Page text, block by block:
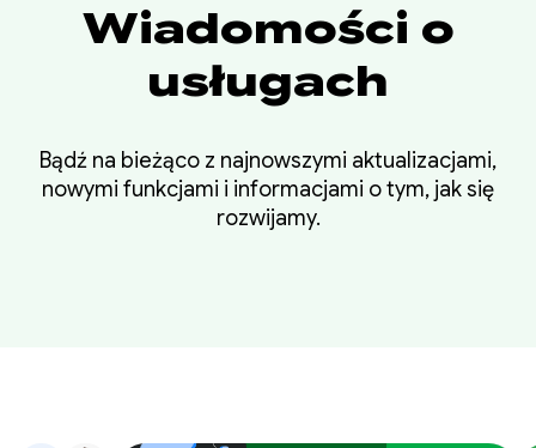
Wiadomości o
usługach
Bądź na bieżąco z najnowszymi aktualizacjami,
nowymi funkcjami i informacjami o tym, jak się
rozwijamy.